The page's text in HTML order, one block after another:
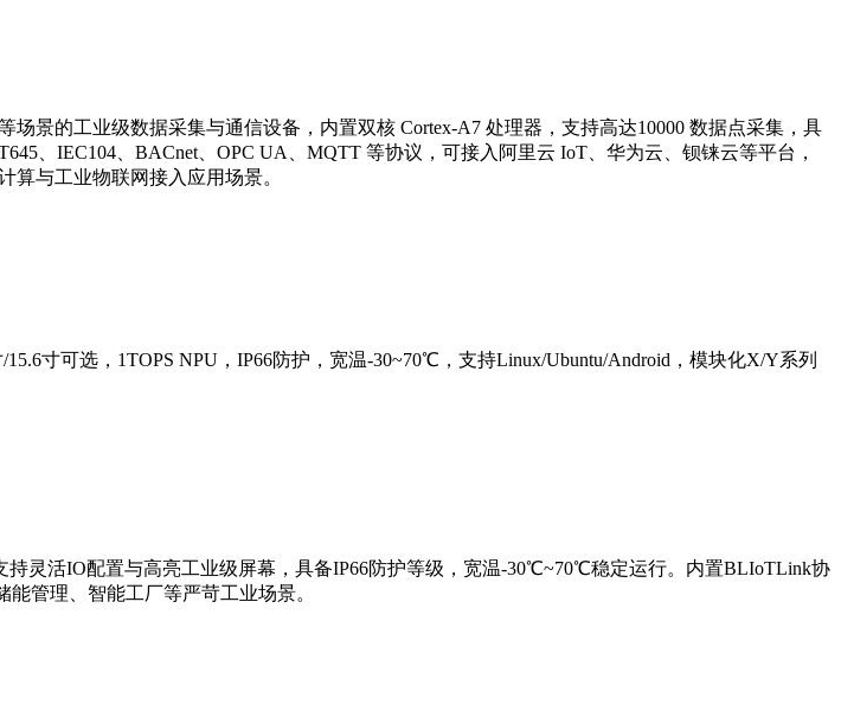
景的工业级数据采集与通信设备，内置双核 Cortex-A7 处理器，支持高达10000 数据点采集，具
、IEC104、BACnet、OPC UA、MQTT 等协议，可接入阿里云 IoT、华为云、钡铼云等平台，
与工业物联网接入应用场景。
寸可选，1TOPS NPU，IP66防护，宽温-30~70℃，支持Linux/Ubuntu/Android，模块化X/Y系列
持灵活IO配置与高亮工业级屏幕，具备IP66防护等级，宽温-30℃~70℃稳定运行。内置BLIoTLink协
管理、智能工厂等严苛工业场景。